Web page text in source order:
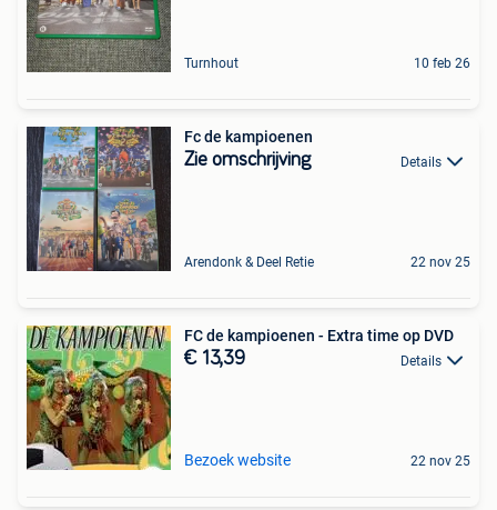
Turnhout 10 feb 26
Fc de kampioenen
Zie omschrijving Details
Arendonk & Deel Retie 22 nov 25
FC de kampioenen - Extra time op DVD
€ 13,39 Details
Bezoek website 22 nov 25